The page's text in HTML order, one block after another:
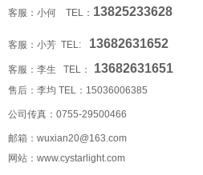
客服：小何 TEL： 13825233628
客服：小芳 TEL: 13682631652
客服：李生 TEL： 13682631651
售后：李均 TEL： 15036006385
公司传真：0755-29500466
邮箱：wuxian20@163.com
网站：www.cystarlight.com